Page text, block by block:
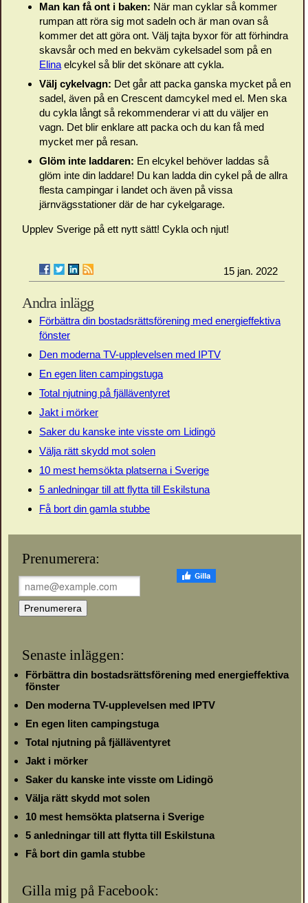
Man kan få ont i baken: När man cyklar så kommer
rumpan att röra sig mot sadeln och är man ovan så
kommer det att göra ont. Välj tajta byxor för att förhindra
skavsår och med en bekväm cykelsadel som på en
Elina elcykel så blir det skönare att cykla.
Välj cykelvagn: Det går att packa ganska mycket på en
sadel, även på en Crescent damcykel med el. Men ska
du cykla långt så rekommenderar vi att du väljer en
vagn. Det blir enklare att packa och du kan få med
mycket mer på resan.
Glöm inte laddaren: En elcykel behöver laddas så
glöm inte din laddare! Du kan ladda din cykel på de allra
flesta campingar i landet och även på vissa
järnvägsstationer där de har cykelgarage.
Upplev Sverige på ett nytt sätt! Cykla och njut!
15 jan. 2022
Andra inlägg
Förbättra din bostadsrättsförening med energieffektiva
fönster
Den moderna TV-upplevelsen med IPTV
En egen liten campingstuga
Total njutning på fjälläventyret
Jakt i mörker
Saker du kanske inte visste om Lidingö
Välja rätt skydd mot solen
10 mest hemsökta platserna i Sverige
5 anledningar till att flytta till Eskilstuna
Få bort din gamla stubbe
Prenumerera:
Senaste inläggen:
Förbättra din bostadsrättsförening med energieffektiva
fönster
Den moderna TV-upplevelsen med IPTV
En egen liten campingstuga
Total njutning på fjälläventyret
Jakt i mörker
Saker du kanske inte visste om Lidingö
Välja rätt skydd mot solen
10 mest hemsökta platserna i Sverige
5 anledningar till att flytta till Eskilstuna
Få bort din gamla stubbe
Gilla mig på Facebook: